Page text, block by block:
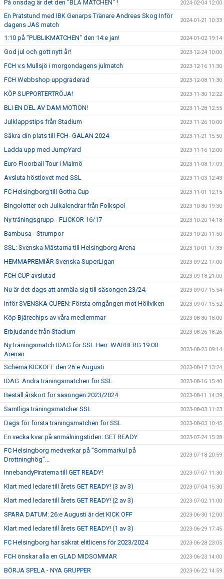
På onsdag är det den "BLÅ MATCHEN" ! 2024-02-04 12:00
En Pratstund med IBK Genarps Tränare Andreas Skog Inför
dagens JAS match
2024-01-21 10:33
1:10 på "PUBLIKMATCHEN" den 14:e jan! 2024-01-02 19:14
God jul och gott nytt år! 2023-12-24 10:00
FCH v.s Mullsjö i morgondagens julmatch 2023-12-16 11:30
FCH Webbshop uppgraderad 2023-12-08 11:30
KÖP SUPPORTERTRÖJA! 2023-11-30 12:22
BLI EN DEL AV DAM MOTION! 2023-11-28 12:55
Julklappstips från Stadium 2023-11-26 10:00
Säkra din plats till FCH- GALAN 2024 2023-11-21 15:50
Ladda upp med JumpYard 2023-11-16 12:00
Euro Floorball Tour i Malmö 2023-11-08 17:09
Avsluta höstlovet med SSL 2023-11-03 12:43
FC Helsingborg till Gotha Cup 2023-11-01 12:15
Bingolotter och Julkalendrar från Folkspel 2023-10-30 19:30
Ny träningsgrupp - FLICKOR 16/17 2023-10-20 14:18
Bambusa - Strumpor 2023-10-20 11:50
SSL: Svenska Mästarna till Helsingborg Arena 2023-10-01 17:33
HEMMAPREMIÄR Svenska SuperLigan 2023-09-22 17:00
FCH CUP avslutad 2023-09-18 21:00
Nu är det dags att anmäla sig till säsongen 23/24. 2023-09-07 15:54
Inför SVENSKA CUPEN: Första omgången mot Höllviken 2023-09-07 15:52
Köp Bjärechips av våra medlemmar 2023-08-30 18:00
Erbjudande från Stadium 2023-08-26 18:26
Ny träningsmatch IDAG för SSL Herr: WARBERG 19.00
Arenan
2023-08-23 09:14
Schema KICKOFF den 26:e Augusti 2023-08-17 13:24
IDAG: Andra träningsmatchen för SSL 2023-08-16 15:40
Beställ årskort för säsongen 2023/2024 2023-08-11 14:39
Samtliga träningsmatcher SSL 2023-08-03 11:23
Dags för första träningsmatchen för SSL 2023-08-03 10:45
En vecka kvar på anmälningstiden: GET READY 2023-07-24 15:28
FC Helsingborg medverkar på ”Sommarkul på
Drottninghög”…
2023-07-18 20:59
InnebandyPiraterna till GET READY! 2023-07-07 11:30
Klart med ledare till årets GET READY! (3 av 3) 2023-07-04 15:30
Klart med ledare till årets GET READY! (2 av 3) 2023-07-02 11:00
SPARA DATUM: 26:e Augusti är det KICK OFF 2023-06-30 12:00
Klart med ledare till årets GET READY! (1 av 3) 2023-06-29 17:45
FC Helsingborg har säkrat elitlicens för 2023/2024 2023-06-28 23:05
FCH önskar alla en GLAD MIDSOMMAR 2023-06-23 14:00
BÖRJA SPELA - NYA GRUPPER 2023-06-22 14:59